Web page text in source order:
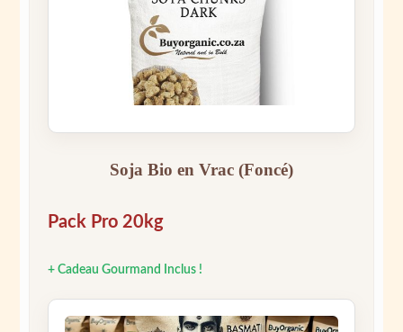
Soja Bio en Vrac (Foncé)
Pack Pro 20kg
+ Cadeau Gourmand Inclus !